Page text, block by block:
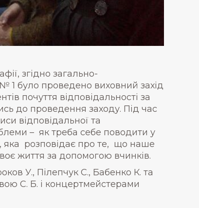
згідно загально-
1 було проведено виховний захід
почуття відповідальності за
до проведення заходу. Під час
відповідальної та
– як треба себе поводити у
яка розповідає про те, що наше
життя за допомогою вчинків.
У., Пілепчук С., Бабенко К. та
С. Б. і концертмейстерами